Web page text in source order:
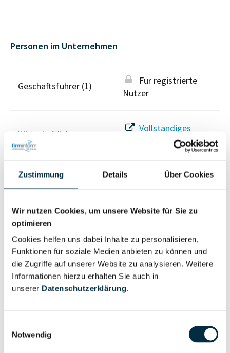
Zustimmung Details Über Cookies
Wir nutzen Cookies, um unsere Website für Sie zu
optimieren
Cookies helfen uns dabei Inhalte zu personalisieren,
Funktionen für soziale Medien anbieten zu können und
die Zugriffe auf unserer Website zu analysieren. Weitere
Informationen hierzu erhalten Sie auch in
unserer Datenschutzerklärung.
Notwendig
Personen im Unternehmen
Geschäftsführer (1)
Für registrierte
Nutzer
Wirtschaftlich
Berechtigter
Vollständiges
Unternehmensprofil
Gesellschafterstruktur
Vollständiges
Unternehmensprofil
anfragen